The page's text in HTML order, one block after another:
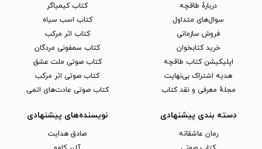
دربارهٔ طاقچه
سوال‌های متداول
فروش سازمانی
خرید کتابخوان
اپلیکیشن کتاب طاقچه
هدیه اشتراک بی‌نهایت
مجلهٔ معرفی و نقد کتاب
کتاب کیمیاگر
کتاب اسب سیاه
کتاب اثر مرکب
کتاب سمفونی مردگان
کتاب صوتی ملت عشق
کتاب صوتی اثر مرکب
کتاب صوتی عادت‌های اتمی
دسته بندی پیشنهادی
رمان عاشقانه
نویسنده‌های پیشنهادی
صادق هدایت